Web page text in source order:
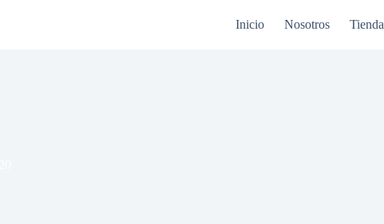
Inicio Nosotros Tienda